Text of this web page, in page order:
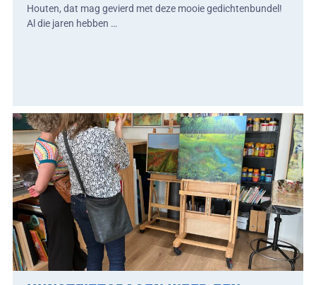
Houten, dat mag gevierd met deze mooie gedichtenbundel!
Al die jaren hebben …